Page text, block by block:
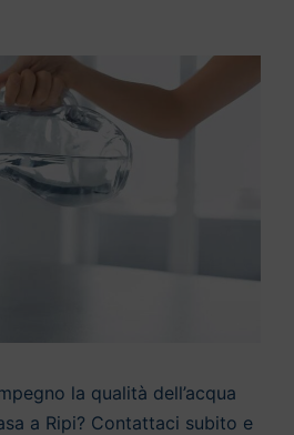
la qualità dell’acqua
a Ripi? Contattaci subito e